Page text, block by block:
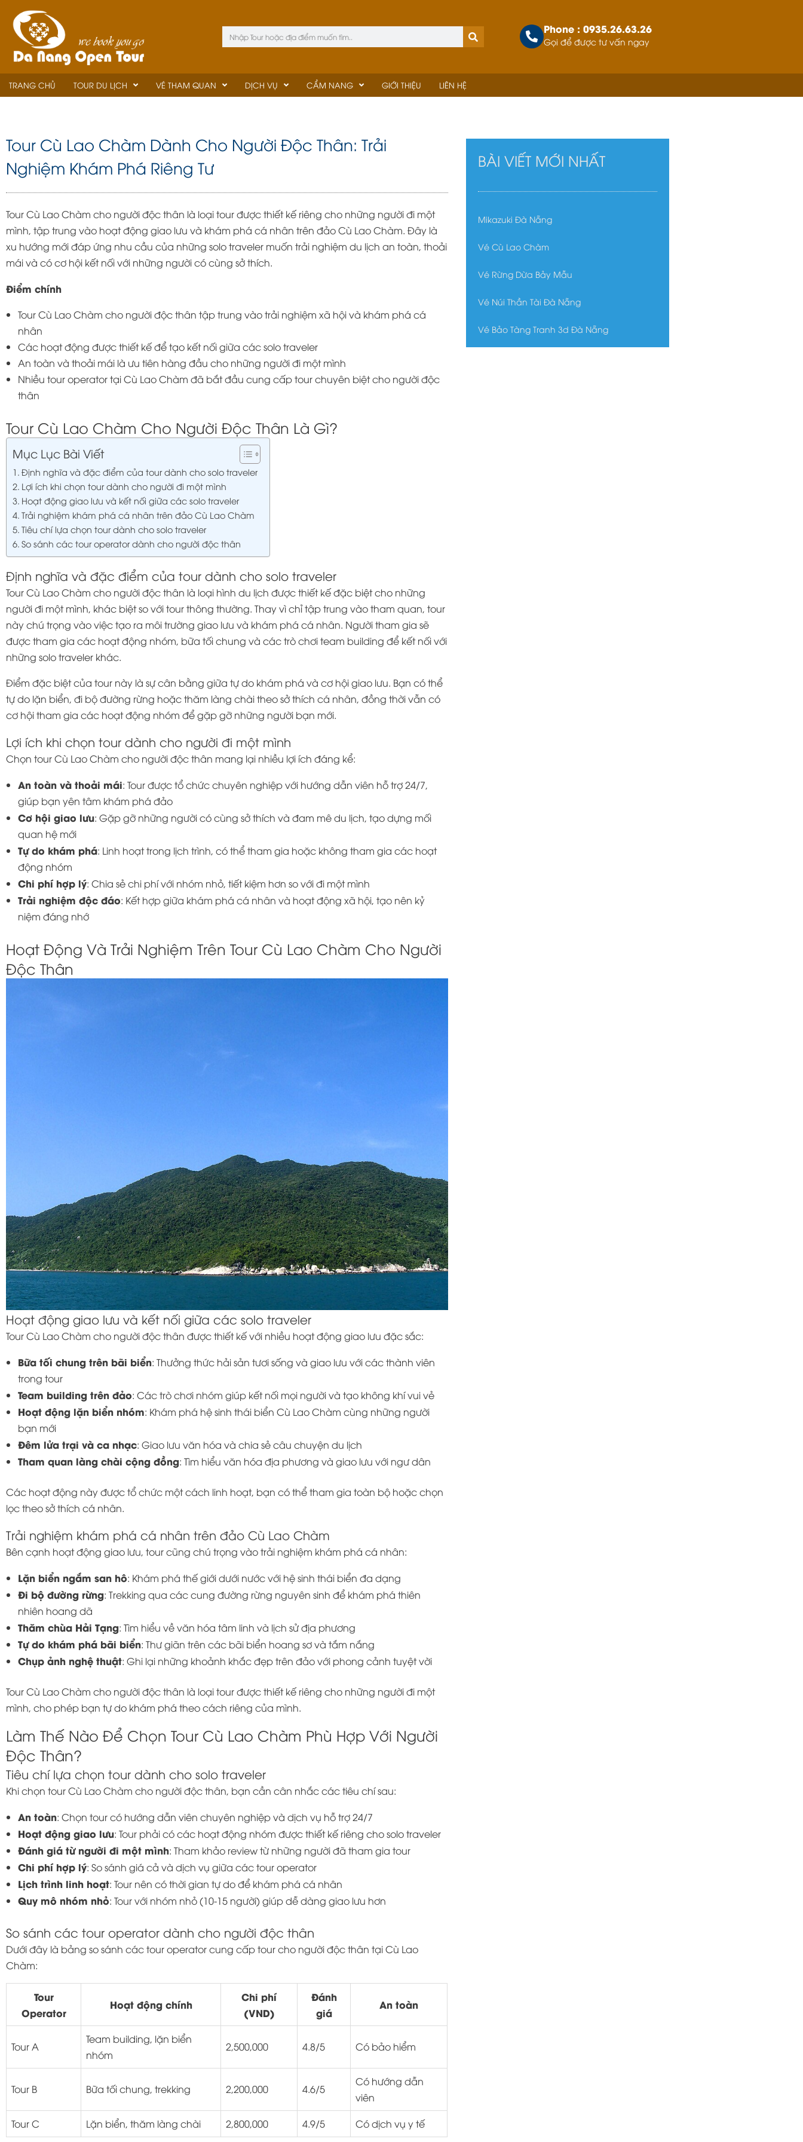
content
Tìm
kiếm
Phone : 0935.26.63.26
Gọi để được tư vấn ngay
TRANG CHỦ TOUR DU LỊCH VÉ THAM QUAN DỊCH VỤ CẨM NANG GIỚI THIỆU LIÊN HỆ
Tour Cù Lao Chàm Dành Cho Người Độc Thân: Trải
Nghiệm Khám Phá Riêng Tư
Tour Cù Lao Chàm cho người độc thân là loại tour được thiết kế riêng cho những người đi một
mình, tập trung vào hoạt động giao lưu và khám phá cá nhân trên đảo Cù Lao Chàm. Đây là
xu hướng mới đáp ứng nhu cầu của những solo traveler muốn trải nghiệm du lịch an toàn, thoải
mái và có cơ hội kết nối với những người có cùng sở thích.
Điểm chính
Tour Cù Lao Chàm cho người độc thân tập trung vào trải nghiệm xã hội và khám phá cá
nhân
Các hoạt động được thiết kế để tạo kết nối giữa các solo traveler
An toàn và thoải mái là ưu tiên hàng đầu cho những người đi một mình
Nhiều tour operator tại Cù Lao Chàm đã bắt đầu cung cấp tour chuyên biệt cho người độc
thân
Tour Cù Lao Chàm Cho Người Độc Thân Là Gì?
Mục Lục Bài Viết
Định nghĩa và đặc điểm của tour dành cho solo traveler
Lợi ích khi chọn tour dành cho người đi một mình
Hoạt động giao lưu và kết nối giữa các solo traveler
Trải nghiệm khám phá cá nhân trên đảo Cù Lao Chàm
Tiêu chí lựa chọn tour dành cho solo traveler
So sánh các tour operator dành cho người độc thân
Định nghĩa và đặc điểm của tour dành cho solo traveler
Tour Cù Lao Chàm cho người độc thân là loại hình du lịch được thiết kế đặc biệt cho những
người đi một mình, khác biệt so với tour thông thường. Thay vì chỉ tập trung vào tham quan, tour
này chú trọng vào việc tạo ra môi trường giao lưu và khám phá cá nhân. Người tham gia sẽ
được tham gia các hoạt động nhóm, bữa tối chung và các trò chơi team building để kết nối với
những solo traveler khác.
Điểm đặc biệt của tour này là sự cân bằng giữa tự do khám phá và cơ hội giao lưu. Bạn có thể
tự do lặn biển, đi bộ đường rừng hoặc thăm làng chài theo sở thích cá nhân, đồng thời vẫn có
cơ hội tham gia các hoạt động nhóm để gặp gỡ những người bạn mới.
Lợi ích khi chọn tour dành cho người đi một mình
Chọn tour Cù Lao Chàm cho người độc thân mang lại nhiều lợi ích đáng kể:
An toàn và thoải mái: Tour được tổ chức chuyên nghiệp với hướng dẫn viên hỗ trợ 24/7,
giúp bạn yên tâm khám phá đảo
Cơ hội giao lưu: Gặp gỡ những người có cùng sở thích và đam mê du lịch, tạo dựng mối
quan hệ mới
Tự do khám phá: Linh hoạt trong lịch trình, có thể tham gia hoặc không tham gia các hoạt
động nhóm
Chi phí hợp lý: Chia sẻ chi phí với nhóm nhỏ, tiết kiệm hơn so với đi một mình
Trải nghiệm độc đáo: Kết hợp giữa khám phá cá nhân và hoạt động xã hội, tạo nên kỷ
niệm đáng nhớ
Hoạt Động Và Trải Nghiệm Trên Tour Cù Lao Chàm Cho Người
Độc Thân
Hoạt động giao lưu và kết nối giữa các solo traveler
Tour Cù Lao Chàm cho người độc thân được thiết kế với nhiều hoạt động giao lưu đặc sắc:
Bữa tối chung trên bãi biển: Thưởng thức hải sản tươi sống và giao lưu với các thành viên
trong tour
Team building trên đảo: Các trò chơi nhóm giúp kết nối mọi người và tạo không khí vui vẻ
Hoạt động lặn biển nhóm: Khám phá hệ sinh thái biển Cù Lao Chàm cùng những người
bạn mới
Đêm lửa trại và ca nhạc: Giao lưu văn hóa và chia sẻ câu chuyện du lịch
Tham quan làng chài cộng đồng: Tìm hiểu văn hóa địa phương và giao lưu với ngư dân
Các hoạt động này được tổ chức một cách linh hoạt, bạn có thể tham gia toàn bộ hoặc chọn
lọc theo sở thích cá nhân.
Trải nghiệm khám phá cá nhân trên đảo Cù Lao Chàm
Bên cạnh hoạt động giao lưu, tour cũng chú trọng vào trải nghiệm khám phá cá nhân:
Lặn biển ngắm san hô: Khám phá thế giới dưới nước với hệ sinh thái biển đa dạng
Đi bộ đường rừng: Trekking qua các cung đường rừng nguyên sinh để khám phá thiên
nhiên hoang dã
Thăm chùa Hải Tạng: Tìm hiểu về văn hóa tâm linh và lịch sử địa phương
Tự do khám phá bãi biển: Thư giãn trên các bãi biển hoang sơ và tắm nắng
Chụp ảnh nghệ thuật: Ghi lại những khoảnh khắc đẹp trên đảo với phong cảnh tuyệt vời
Tour Cù Lao Chàm cho người độc thân là loại tour được thiết kế riêng cho những người đi một
mình, cho phép bạn tự do khám phá theo cách riêng của mình.
Làm Thế Nào Để Chọn Tour Cù Lao Chàm Phù Hợp Với Người
Độc Thân?
Tiêu chí lựa chọn tour dành cho solo traveler
Khi chọn tour Cù Lao Chàm cho người độc thân, bạn cần cân nhắc các tiêu chí sau:
An toàn: Chọn tour có hướng dẫn viên chuyên nghiệp và dịch vụ hỗ trợ 24/7
Hoạt động giao lưu: Tour phải có các hoạt động nhóm được thiết kế riêng cho solo traveler
Đánh giá từ người đi một mình: Tham khảo review từ những người đã tham gia tour
Chi phí hợp lý: So sánh giá cả và dịch vụ giữa các tour operator
Lịch trình linh hoạt: Tour nên có thời gian tự do để khám phá cá nhân
Quy mô nhóm nhỏ: Tour với nhóm nhỏ (10-15 người) giúp dễ dàng giao lưu hơn
So sánh các tour operator dành cho người độc thân
Dưới đây là bảng so sánh các tour operator cung cấp tour cho người độc thân tại Cù Lao
Chàm:
Tour
Operator
Hoạt động chính
Chi phí
(VND)
Đánh
giá
An toàn
Tour A
Team building, lặn biển
nhóm
2,500,000 4.8/5 Có bảo hiểm
Tour B Bữa tối chung, trekking 2,200,000 4.6/5
Có hướng dẫn
viên
Tour C
Lặn biển, thăm làng chài 2,800,000 4.9/5 Có dịch vụ y tế
BÀI VIẾT MỚI NHẤT
Mikazuki Đà Nẵng
Vé Cù Lao Chàm
Vé Rừng Dừa Bảy Mẫu
Vé Núi Thần Tài Đà Nẵng
Vé Bảo Tàng Tranh 3d Đà Nẵng